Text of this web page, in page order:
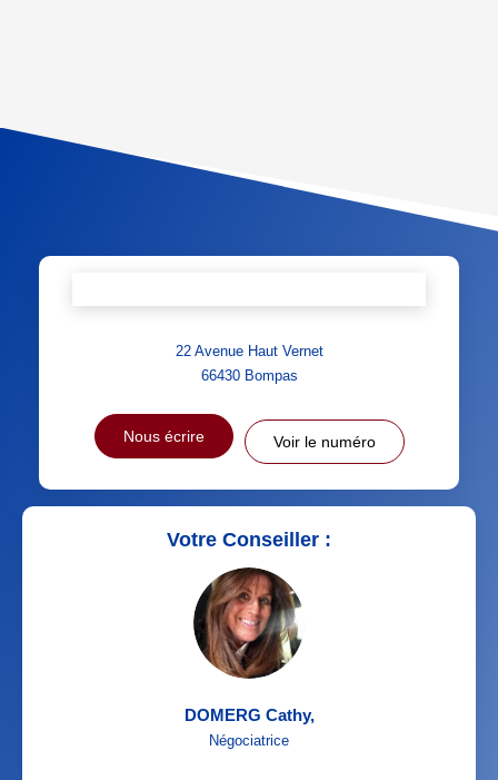
TAUX DE PROPRIÉTAIRES
PART DES MÉNAGES SANS
DISTANCE DE L'AÉROPORT :
COMMERCES
22 Avenue Haut Vernet
66430 Bompas
Nous écrire Voir le numéro
Votre Conseiller :
DOMERG Cathy,
Négociatrice